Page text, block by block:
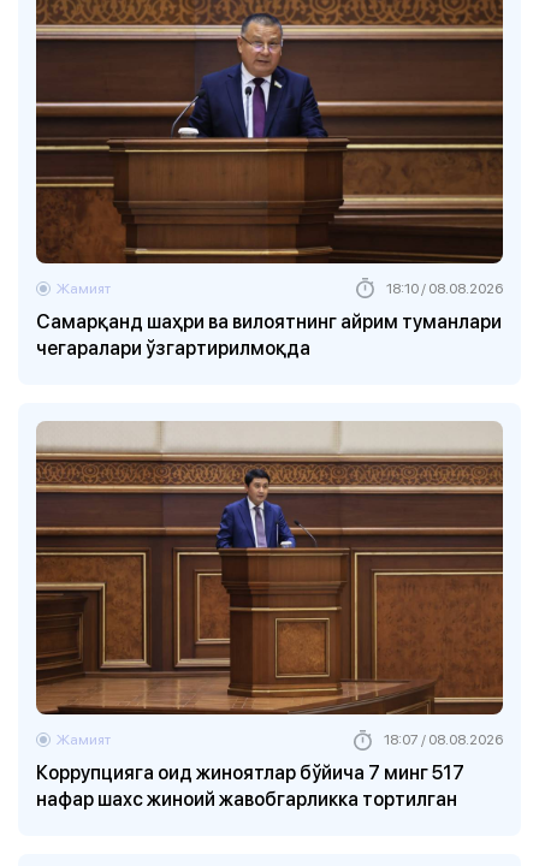
Самарқанд шаҳри ва вилоятнинг айрим туманлари
чегаралари ўзгартирилмоқда
Жамият 18:10 / 08.08.2026
Коррупцияга оид жиноятлар бўйича 7 минг 517
нафар шахс жиноий жавобгарликка тортилган
Жамият 18:07 / 08.08.2026